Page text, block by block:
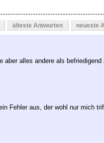
älteste Antworten neueste
aber alles andere als
Fehler aus, der wohl nur mich